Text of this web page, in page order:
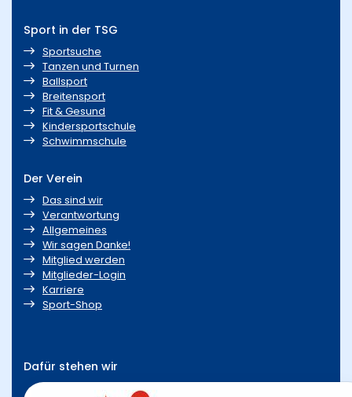
Sport in der TSG
Sportsuche
Tanzen und Turnen
Ballsport
Breitensport
Fit & Gesund
Kindersportschule
Schwimmschule
Der Verein
Das sind wir
Verantwortung
Allgemeines
Wir sagen Danke!
Mitglied werden
Mitglieder-Login
Karriere
Sport-Shop
Dafür stehen wir